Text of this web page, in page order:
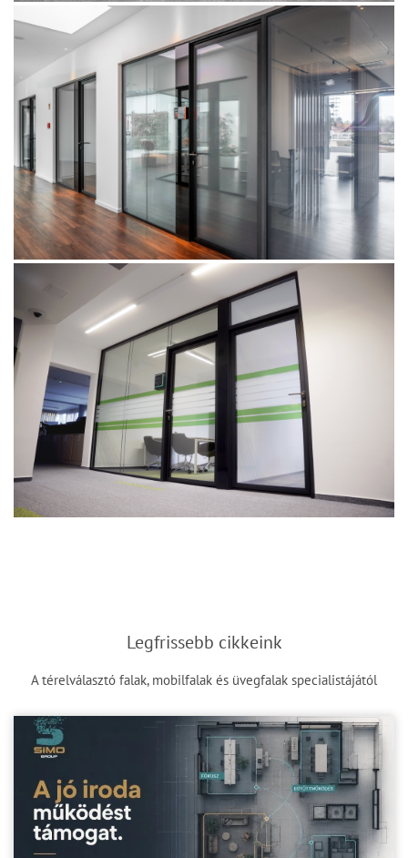
Legfrissebb cikkeink
A térelválasztó falak, mobilfalak és üvegfalak specialistájától